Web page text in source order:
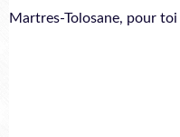
Martres-Tolosane, pour